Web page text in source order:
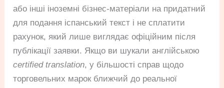
або інші іноземні бізнес-матеріали на придатний
для подання іспанський текст і не сплатити
рахунок, який лише виглядає офіційним після
публікації заявки. Якщо ви шукали англійською
certified translation, у більшості справ щодо
торговельних марок ближчий до реальної